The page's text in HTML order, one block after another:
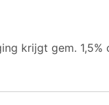
krijgt gem. 1,5%